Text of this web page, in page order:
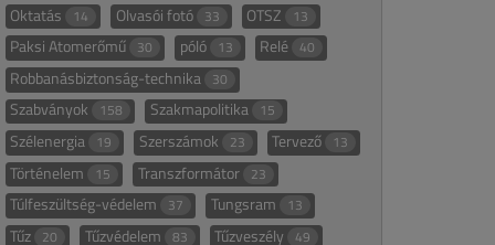
Oktatás 14 Olvasói fotó 33 OTSZ 13
Paksi Atomerőmű 30 póló 13 Relé 40
Robbanásbiztonság-technika 30
Szabványok 158 Szakmapolitika 15
Szélenergia 19 Szerszámok 23 Tervező 13
Történelem 15 Transzformátor 23
Túlfeszültség-védelem 37 Tungsram 13
Tűz 20 Tűzvédelem 83 Tűzveszély 49